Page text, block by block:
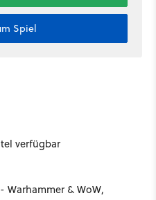
Spiel
verfügbar
Warhammer & WoW,